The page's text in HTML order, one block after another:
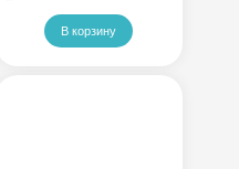
В корзину